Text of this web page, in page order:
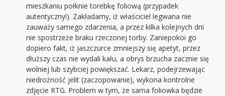
mieszkaniu połknie torebkę foliową (przypadek
autentyczny!). Zakładamy, iż właściciel legwana nie
zauważy samego zdarzenia, a przez kilka kolejnych dni
nie spostrzeże braku rzeczonej torby. Zaniepokoi go
dopiero fakt, iż jaszczurce zmniejszy się apetyt, przez
dłuższy czas nie wydali kału, a obrys brzucha zacznie się
wolniej lub szybciej powiększać. Lekarz, podejrzewając
niedrożność jelit (zaczopowanie), wykona kontrolne
zdjęcie RTG. Problem w tym, że sama foliowka będzie